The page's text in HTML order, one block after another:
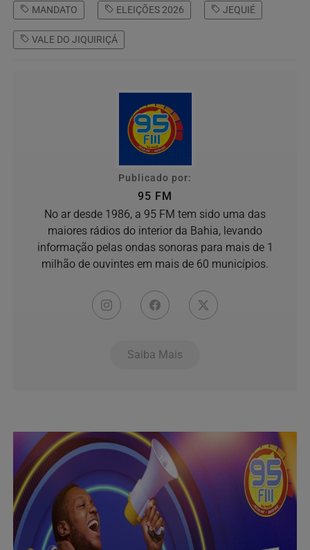
MANDATO ELEIÇÕES 2026 JEQUIÉ
VALE DO JIQUIRIÇÁ
Publicado por:
95 FM
No ar desde 1986, a 95 FM tem sido uma das
maiores rádios do interior da Bahia, levando
informação pelas ondas sonoras para mais de 1
milhão de ouvintes em mais de 60 municípios.
Saiba Mais